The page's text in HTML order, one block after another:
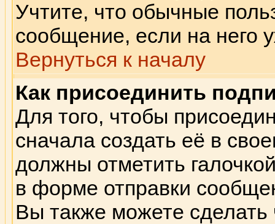
Учтите, что обычные
сообщение, если на него
Вернуться к началу
Как присоединить
Для того, чтобы
сначала создать её в
должны отметить
в форме отправки
Вы также можете сделать